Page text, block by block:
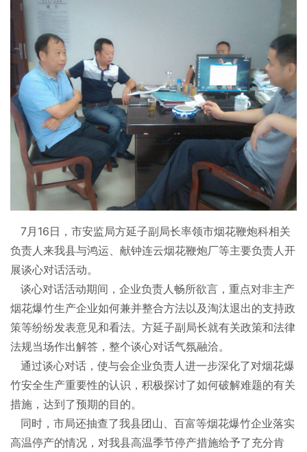
7月16日，市安监局方延子副局长率领市烟花鞭炮科相关
负责人来我县与鸿运、献钟连云烟花鞭炮厂等主要负责人开
展谈心对话活动。
谈心对话活动期间，企业负责人畅所欲言，重点对非主产
烟花爆竹生产企业如何兼并整合方法以及淘汰退出的支持政
策等纷纷发表意见和看法。方延子副局长就有关政策和法律
法规当场作出解答，整个谈心对话气氛融洽。
通过谈心对话，使与会企业负责人进一步深化了对烟花爆
竹安全生产重要性的认识，积极探讨了如何破解难题的有关
措施，达到了预期的目的。
同时，市局还抽查了我县团山、百富等烟花爆竹企业落实
高温停产的情况，对我县高温季节停产措施给予了充分肯